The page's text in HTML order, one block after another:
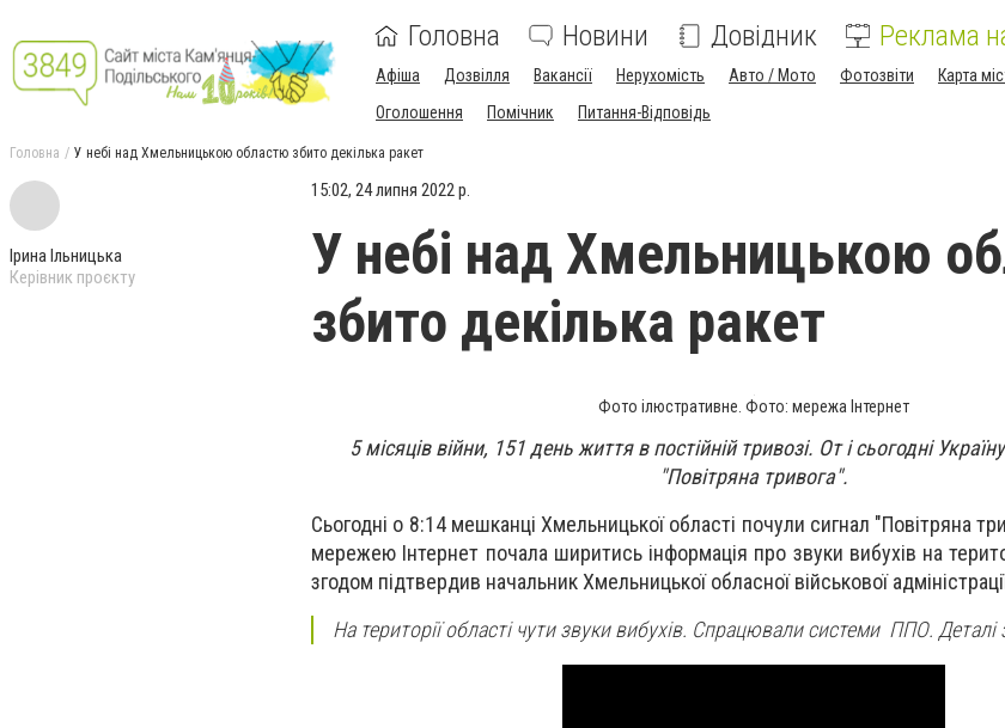
Головна Новини Довідник Реклама
Афіша Дозвілля Вакансії Нерухомість Авто / Мото Фотозвіти Карта
Оголошення
Помічник Питання-Відповідь
Головна У небі над Хмельницькою областю збито декілька ракет
Ірина Ільницька
Керівник проєкту
15:02, 24 липня 2022 р.
У небі над Хмельницькою
збито декілька ракет
Фото ілюстративне. Фото: мережа Інтернет
5 місяців війни, 151 день життя в постійній тривозі. От і сьогодні
"Повітряна тривога".
Сьогодні о 8:14 мешканці Хмельницької області почули сигнал "Повітряна
мережею Інтернет почала ширитись інформація про звуки вибухів на
згодом підтвердив начальник Хмельницької обласної військової
На території області чути звуки вибухів. Спрацювали системи ППО. Деталі